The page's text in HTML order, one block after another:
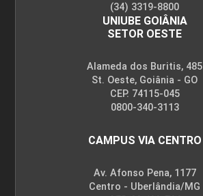
(34) 3319-8800
UNIUBE GOIÂNIA
SETOR OESTE
Alameda dos Buritis, 485
St. Oeste, Goiânia - GO
CEP. 74115-045
0800-340-3113
CAMPUS VIA CENTRO
Av. Afonso Pena, 1177
Centro - Uberlândia/MG